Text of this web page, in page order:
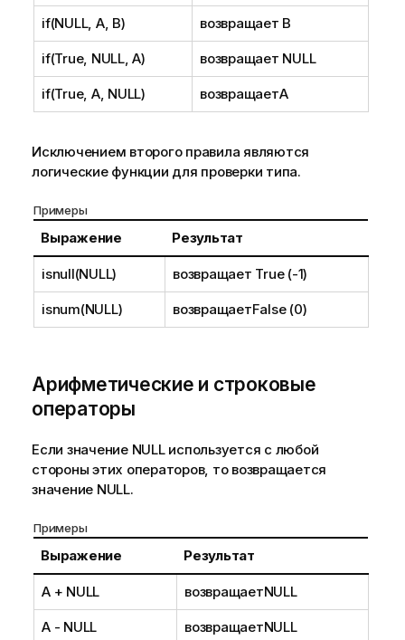
if(NULL, A, B) возвращает B
if(True, NULL, A) возвращает NULL
if(True, A, NULL) возвращаетA
Исключением второго правила являются
логические функции для проверки типа.
Примеры
Выражение Результат
isnull(NULL) возвращает True (-1)
isnum(NULL) возвращаетFalse (0)
Арифметические и строковые
операторы
Если значение NULLиспользуется с любой
стороны этих операторов, то возвращается
значение NULL.
Примеры
Выражение Результат
A + NULL возвращаетNULL
A - NULL возвращаетNULL